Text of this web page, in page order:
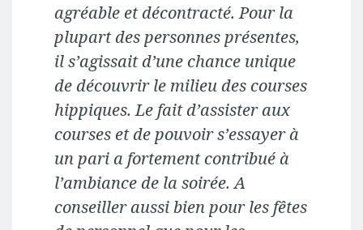
agréable et décontracté. Pour la
plupart des personnes présentes,
il s’agissait d’une chance unique
de découvrir le milieu des courses
hippiques. Le fait d’assister aux
courses et de pouvoir s’essayer à
un pari a fortement contribué à
l’ambiance de la soirée. A
conseiller aussi bien pour les fêtes